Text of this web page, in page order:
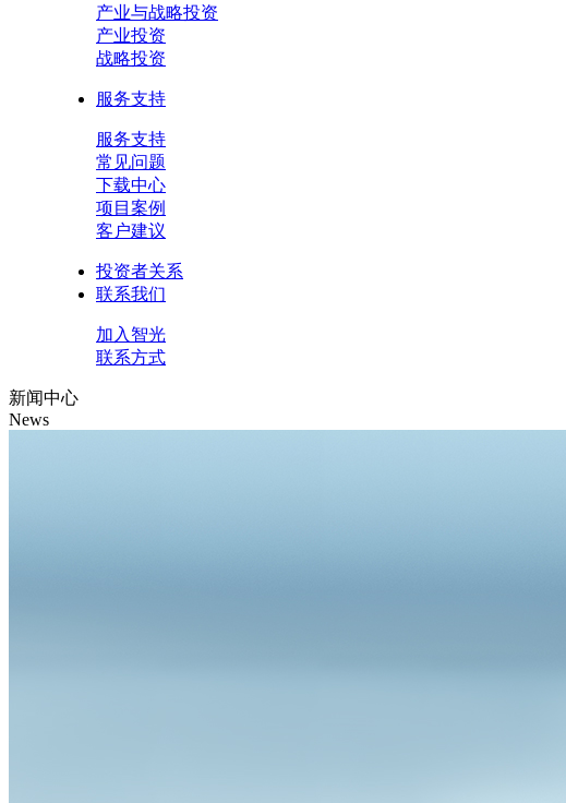
产业与战略投资
产业投资
战略投资
服务支持
服务支持
常见问题
下载中心
项目案例
客户建议
投资者关系
联系我们
加入智光
联系方式
新闻中心
News